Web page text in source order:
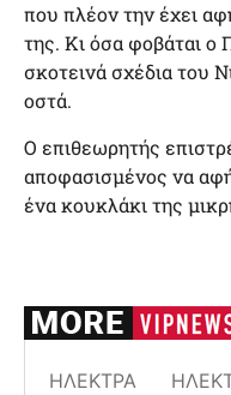
που πλέον την έχει
της. Κι όσα φοβάται
σκοτεινά σχέδια του
οστά.
Ο επιθεωρητής
αποφασισμένος να
ένα κουκλάκι της
ΗΛΈΚΤΡΑ